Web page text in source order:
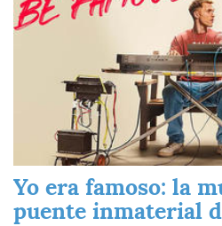
Yo era famoso: la
puente inmaterial